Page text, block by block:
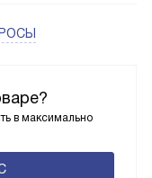
в максимально